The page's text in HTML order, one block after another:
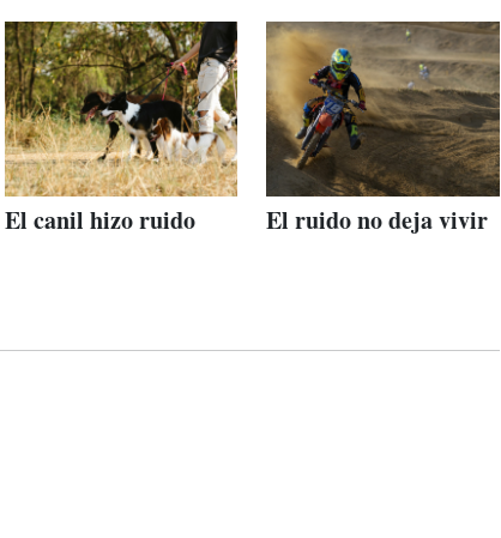
El canil hizo ruido El ruido no deja vivir